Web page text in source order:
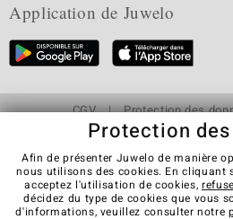
Application de Juwelo
CGV Protection des
Mentions légales
Contact
Visit our stores in
Protection
Afin de présenter Juwelo de manière
nous utilisons des cookies. En cliquant
acceptez l'utilisation de cookies,
décidez du type de cookies que vous
d'informations, veuillez consulter notre